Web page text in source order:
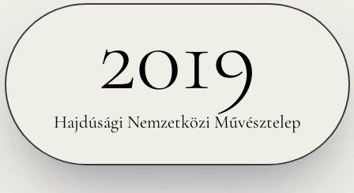
2019
Hajdúsági Nemzetközi Művésztelep